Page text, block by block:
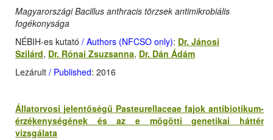
Magyarországi Bacillus anthracis törzsek antimikrobiális
fogékonysága
NÉBIH-es kutató / Authors (NFCSO only): Dr. Jánosi
Szilárd, Dr. Rónai Zsuzsanna, Dr. Dán Ádám
Lezárult / Published: 2016
Állatorvosi jelentőségű Pasteurellaceae fajok antibiotikum-
érzékenységének és az e mögötti genetikai háttér
vizsgálata